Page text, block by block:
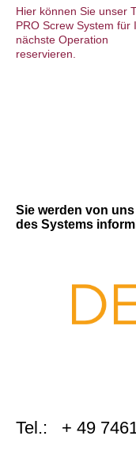
Hier können Sie unser
PRO Screw System für
nächste Operation
reservieren.
Sie werden von
des Systems
Tel.: + 49